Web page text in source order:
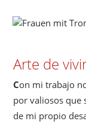
Arte de
Con mi trabajo
por valiosos que
de mi propio